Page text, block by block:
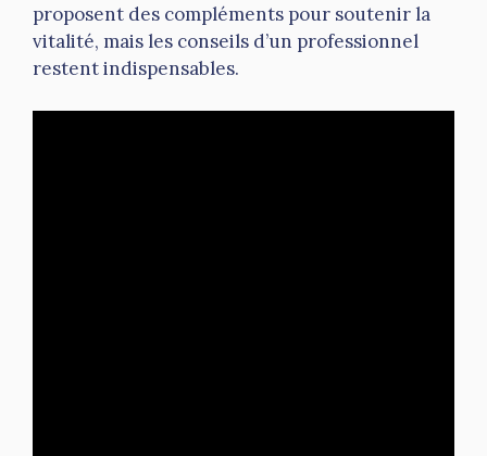
proposent des compléments pour soutenir la
vitalité, mais les conseils d’un professionnel
restent indispensables.